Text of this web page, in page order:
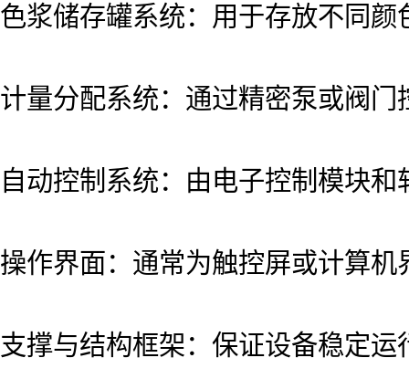
色浆储存罐系统：用于存放不同
计量分配系统：通过精密泵或阀
自动控制系统：由电子控制模块
操作界面：通常为触控屏或计算
支撑与结构框架：保证设备稳定运